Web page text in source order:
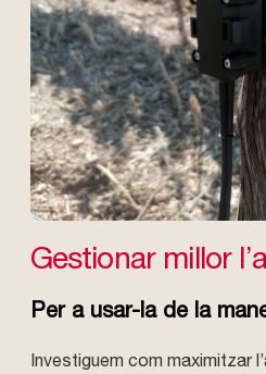
Gestionar millor
Per a usar-la de la
Investiguem com maximitzar